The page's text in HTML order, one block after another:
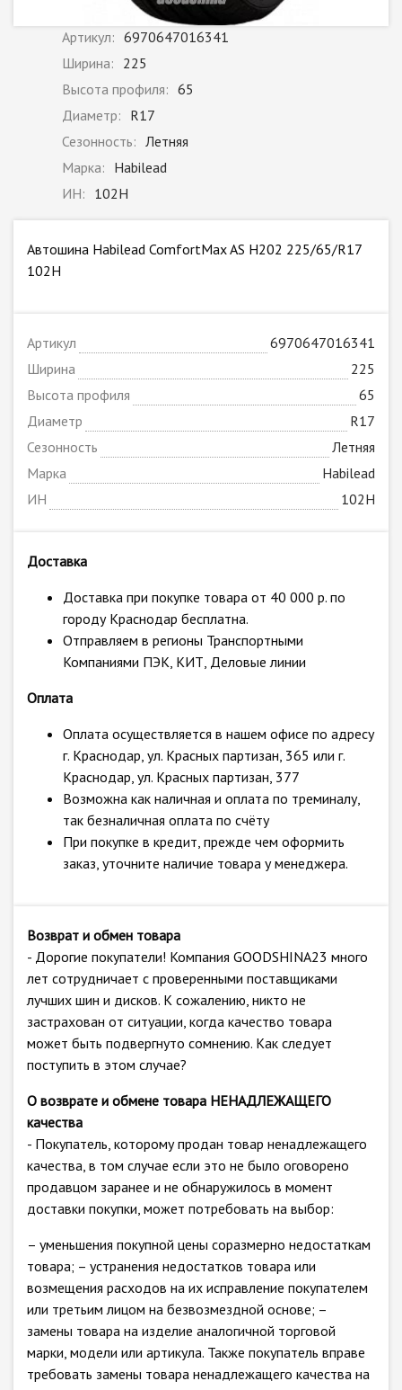
Артикул: 6970647016341
Ширина: 225
Высота профиля: 65
Диаметр: R17
Сезонность: Летняя
Марка: Habilead
ИН: 102H
Автошина Habilead ComfortMax AS H202 225/65/R17
102H
Артикул
6970647016341
Ширина
225
Высота профиля
65
Диаметр
R17
Сезонность
Летняя
Марка
Habilead
ИН
102H
Доставка
Доставка при покупке товара от 40 000 р. по
городу Краснодар бесплатна.
Отправляем в регионы Транспортными
Компаниями ПЭК, КИТ, Деловые линии
Оплата
Оплата осуществляется в нашем офисе по адресу
г. Краснодар, ул. Красных партизан, 365 или г.
Краснодар, ул. Красных партизан, 377
Возможна как наличная и оплата по треминалу,
так безналичная оплата по счёту
При покупке в кредит, прежде чем оформить
заказ, уточните наличие товара у менеджера.
Возврат и обмен товара
- Дорогие покупатели! Компания GOODSHINA23 много
лет сотрудничает с проверенными поставщиками
лучших шин и дисков. К сожалению, никто не
застрахован от ситуации, когда качество товара
может быть подвергнуто сомнению. Как следует
поступить в этом случае?
О возврате и обмене товара НЕНАДЛЕЖАЩЕГО
качества
- Покупатель, которому продан товар ненадлежащего
качества, в том случае если это не было оговорено
продавцом заранее и не обнаружилось в момент
доставки покупки, может потребовать на выбор:
– уменьшения покупной цены соразмерно недостаткам
товара; – устранения недостатков товара или
возмещения расходов на их исправление покупателем
или третьим лицом на безвозмездной основе; –
замены товара на изделие аналогичной торговой
марки, модели или артикула. Также покупатель вправе
требовать замены товара ненадлежащего качества на